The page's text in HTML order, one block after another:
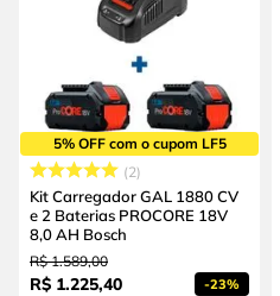
5% OFF com o cupom LF5
2
Kit Carregador GAL 1880 CV
e 2 Baterias PROCORE 18V
8,0 AH Bosch
R$ 1.589,00
R$ 1.225,40 -23%